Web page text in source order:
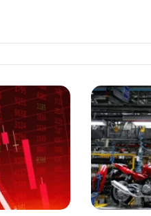
सितंबर
में
मुनाफावसूली
के
चलते
बिक्री
में
22%
की